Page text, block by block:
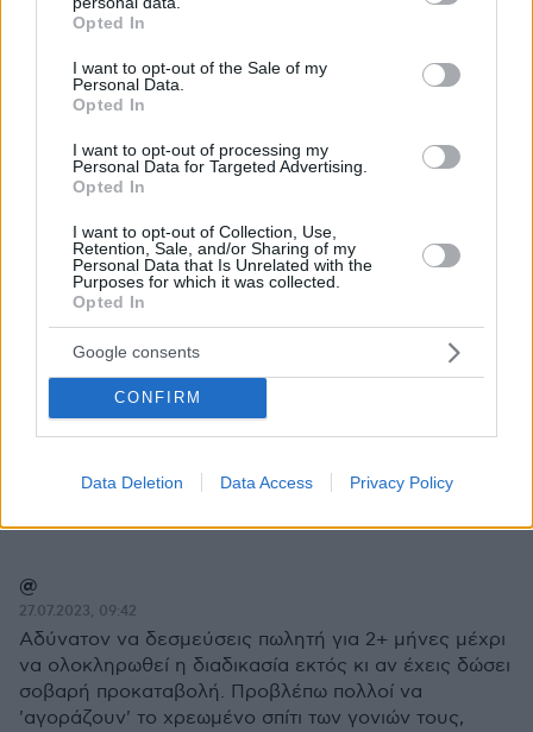
grant or deny consent to Google and its third-party tags to
use your data for below specified purposes in below Google
consent section.
Opted In
I want to opt-out of the Sale of my
Personal Data.
Opted In
I want to opt-out of processing my
Personal Data for Targeted Advertising.
Opted In
I want to opt-out of Collection, Use,
Retention, Sale, and/or Sharing of my
Personal Data that Is Unrelated with the
Purposes for which it was collected.
Opted In
Google consents
CONFIRM
Data Deletion Data Access Privacy Policy
μεγάλων έργων
Διασκεδάζουμε υπεύθυνα, επιστρέφουμε με ασφάλεια
29.07.2026, 09:39
ΣΧΟΛΙΑ(5)
ΠΡΟΣΘΗΚΗ ΣΧΟΛΙΟΥ
Ακόμη αναμένω...
27.07.2023, 11:00
Με προεγκριση από τραπεζα και ακίνητο που πληροί
τις προδιαγραφές, αναμένω εδώ και 1 μήνα την
υπαγωγη στο πρόγραμμα της ΔΥΠΑ. Εχουν λάβει
πολλές αιτήσεις λένε και προσπαθούν να τις
διαδικασία
@
27.07.2023, 09:42
Αδύνατον να δεσμεύσεις πωλητή για 2+ μήνες μέχρι
να ολοκληρωθεί η διαδικασία εκτός κι αν έχεις δώσει
σοβαρή προκαταβολή. Προβλέπω πολλοί να
'αγοράζουν' το χρεωμένο σπίτι των γονιών τους,